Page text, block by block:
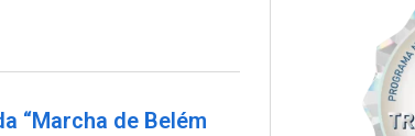
“Marcha de Belém